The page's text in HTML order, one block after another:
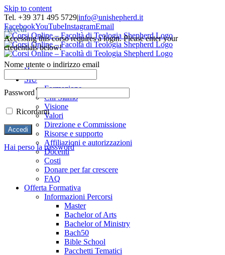
Skip to content
Tel. +39 371 495 5729|info@unishepherd.it
FacebookYouTubeInstagramEmail
Home
SIU
Formazione
Chi Siamo
Visione
Valori
Direzione e Commissione
Risorse e supporto
Affiliazioni e autorizzazioni
Docenti
Costi
Donare per far crescere
FAQ
Offerta Formativa
Informazioni Percorsi
Master
Bachelor of Arts
Bachelor of Ministry
Bach50
Bible School
Pacchetti Tematici
Accedi
Accessing this corso requires a login. Please enter your
credentials below!
Nome utente o indirizzo email
Password
Ricordami
Hai perso la password